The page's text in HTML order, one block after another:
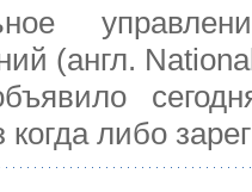
(англ.
либо